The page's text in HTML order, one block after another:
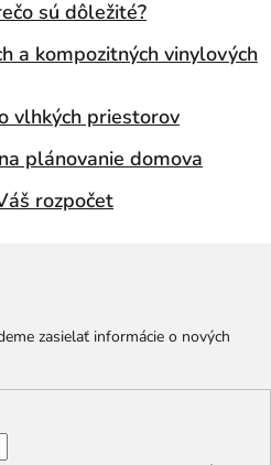
sú dôležité?
a kompozitných vinylových
vlhkých priestorov
plánovanie domova
rozpočet
zasielať informácie o nových